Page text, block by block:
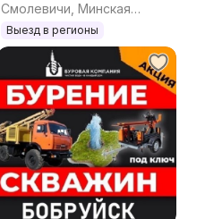
Смолевичи, Минская
область
Выезд в регионы